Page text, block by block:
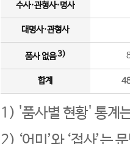
수사·관형사·명사
대명사·관형사
품사 없음3)
합계
1) '품사별 현황' 통계